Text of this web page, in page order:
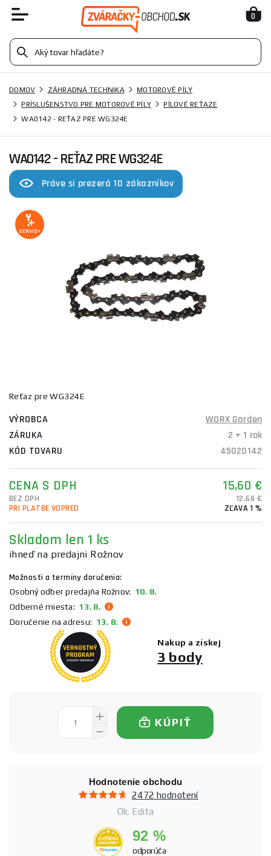
0
DOMOV ZÁHRADNÁ TECHNIKA
MOTOROVÉ PÍLY
PRÍSLUŠENSTVO PRE MOTOROVÉ PÍLY
PÍLOVÉ REŤAZE
WA0142 - REŤAZ PRE WG324E
WA0142 - REŤAZ PRE WG324E
Práve si prezerá 10 zákazníkov
SERVIS+
Reťaz pre WG324E
VÝROBCA
WORX Garden
ZÁRUKA
2 + 1 rok
KÓD TOVARU
45020142
CENA S DPH 15,60 €
BEZ DPH
12,68 €
PRI PLATBE VOPRED
ZĽAVA 1 %
Skladom len 1 ks
ihneď na predajni Rožnov
Možnosti a termíny doručenia:
Osobný odber predajňa Rožnov: 10. 8.
Odberné miesta: 13. 8.
Doručenie na adresu: 13. 8.
Nakup a získej
3 body
KÚPIŤ
Hodnotenie obchodu
2472 hodnotení
Ok. Edita
92 %
odporúča